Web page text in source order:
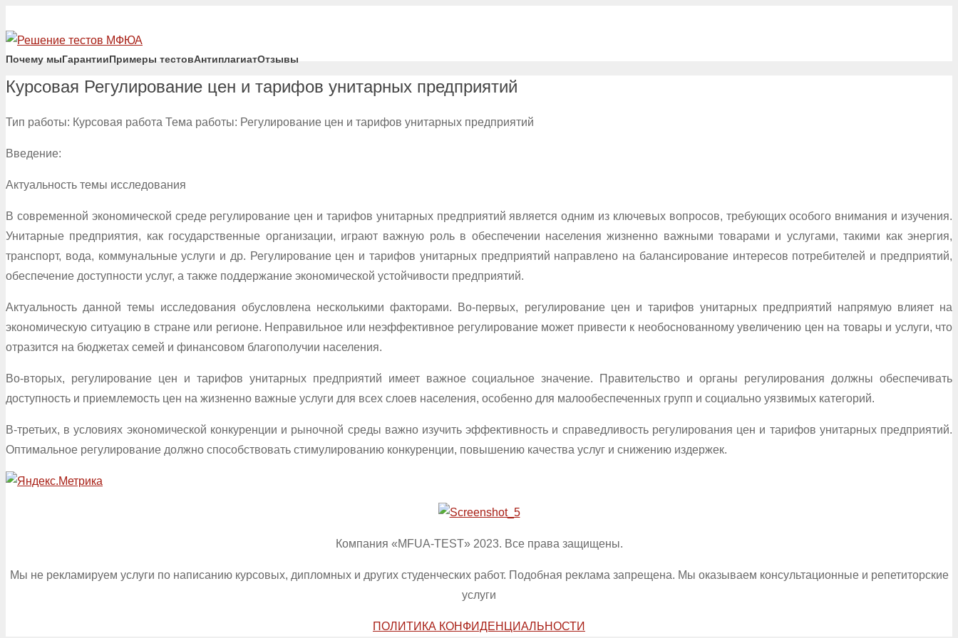
Почему мыГарантииПримеры тестовАнтиплагиатОтзывы
Курсовая Регулирование цен и тарифов унитарных предприятий
Тип работы: Курсовая работа Тема работы: Регулирование цен и тарифов унитарных предприятий
Введение:
Актуальность темы исследования
В современной экономической среде регулирование цен и тарифов унитарных предприятий является одним из ключевых вопросов, требующих особого внимания и изучения.
Унитарные предприятия, как государственные организации, играют важную роль в обеспечении населения жизненно важными товарами и услугами, такими как энергия,
транспорт, вода, коммунальные услуги и др. Регулирование цен и тарифов унитарных предприятий направлено на балансирование интересов потребителей и предприятий,
обеспечение доступности услуг, а также поддержание экономической устойчивости предприятий.
Актуальность данной темы исследования обусловлена несколькими факторами. Во-первых, регулирование цен и тарифов унитарных предприятий напрямую влияет на
экономическую ситуацию в стране или регионе. Неправильное или неэффективное регулирование может привести к необоснованному увеличению цен на товары и услуги, что
отразится на бюджетах семей и финансовом благополучии населения.
Во-вторых, регулирование цен и тарифов унитарных предприятий имеет важное социальное значение. Правительство и органы регулирования должны обеспечивать
доступность и приемлемость цен на жизненно важные услуги для всех слоев населения, особенно для малообеспеченных групп и социально уязвимых категорий.
В-третьих, в условиях экономической конкуренции и рыночной среды важно изучить эффективность и справедливость регулирования цен и тарифов унитарных предприятий.
Оптимальное регулирование должно способствовать стимулированию конкуренции, повышению качества услуг и снижению издержек.
Компания «MFUA-TEST» 2023. Все права защищены.
Мы не рекламируем услуги по написанию курсовых, дипломных и других студенческих работ. Подобная реклама запрещена. Мы оказываем консультационные и репетиторские
услуги
ПОЛИТИКА КОНФИДЕНЦИАЛЬНОСТИ